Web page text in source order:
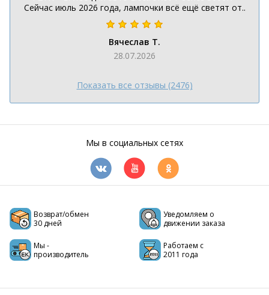
Сейчас июль 2026 года, лампочки всё ещё светят от..
Вячеслав Т.
28.07.2026
Показать все отзывы (2476)
Мы в социальных сетях
Возврат/обмен
30 дней
Уведомляем о
движении заказа
Мы -
производитель
Работаем с
2011 года